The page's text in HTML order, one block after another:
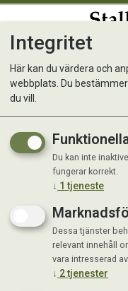
Bädd Rund
Integritet
Här kan du värdera och
webbplats. Du
du vill.
Du kan inte
fungerar korrekt.
↓ 1 tjeneste
Dessa tjänster
relevant innehåll
vara intresserad av.
↓ 2tjenester